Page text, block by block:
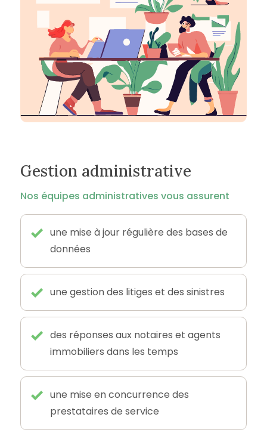
Gestion administrative
Nos équipes administratives vous assurent
une mise à jour régulière des bases de
données
une gestion des litiges et des sinistres
des réponses aux notaires et agents
immobiliers dans les temps
une mise en concurrence des
prestataires de service